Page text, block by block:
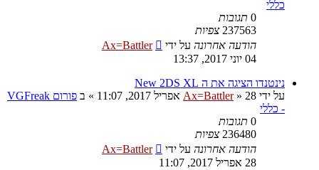
כללי
0 תגובות
237563 צפיות
הודעה אחרונה על ידי
Ax=Battler
04 יוני 2017, 13:37
נינטנדו הציגה את ה New 2DS XL
על ידי
Ax=Battler» 28 אפריל 2017, 11:07 » ב
פורום VGFreak
- כללי
0 תגובות
236480 צפיות
הודעה אחרונה על ידי
Ax=Battler
28 אפריל 2017, 11:07